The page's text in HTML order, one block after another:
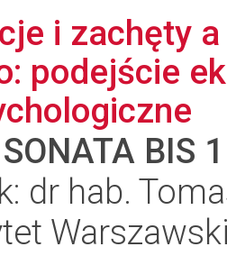
i zachęty
podejście
SONATA BIS
dr hab.